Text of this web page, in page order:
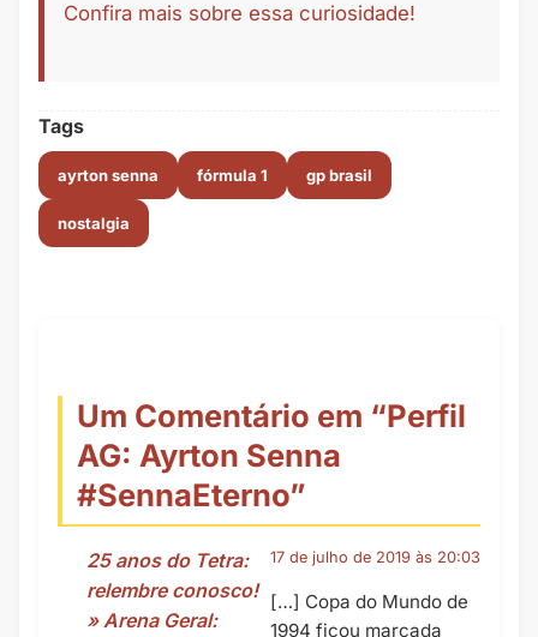
Confira mais sobre essa curiosidade!
Tags
ayrton senna fórmula 1 gp brasil
nostalgia
Um Comentário em “Perfil
AG: Ayrton Senna
#SennaEterno”
25 anos do Tetra:
relembre conosco!
» Arena Geral:
17 de julho de 2019 às 20:03
[…] Copa do Mundo de
1994 ficou marcada